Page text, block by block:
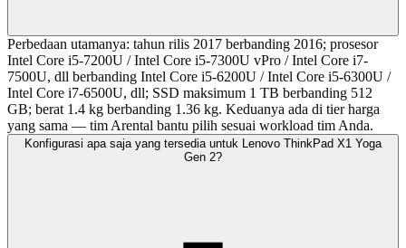
Perbedaan utamanya: tahun rilis 2017 berbanding 2016; prosesor
Intel Core i5-7200U / Intel Core i5-7300U vPro / Intel Core i7-
7500U, dll berbanding Intel Core i5-6200U / Intel Core i5-6300U /
Intel Core i7-6500U, dll; SSD maksimum 1 TB berbanding 512
GB; berat 1.4 kg berbanding 1.36 kg. Keduanya ada di tier harga
yang sama — tim Arental bantu pilih sesuai workload tim Anda.
Konfigurasi apa saja yang tersedia untuk Lenovo ThinkPad X1 Yoga
Gen 2?